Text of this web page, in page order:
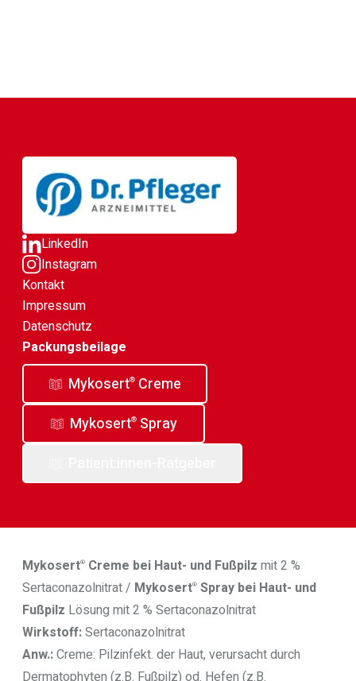
LinkedIn
Instagram
Kontakt
Impressum
Datenschutz
Packungsbeilage
Mykosert®Creme
Mykosert®Spray
Mykosert® Creme bei Haut- und Fußpilz mit 2 %
Sertaconazolnitrat / Mykosert® Spray bei Haut- und
Fußpilz Lösung mit 2 % Sertaconazolnitrat
Wirkstoff:Sertaconazolnitrat
Anw.:Creme: Pilzinfekt. der Haut, verursacht durch